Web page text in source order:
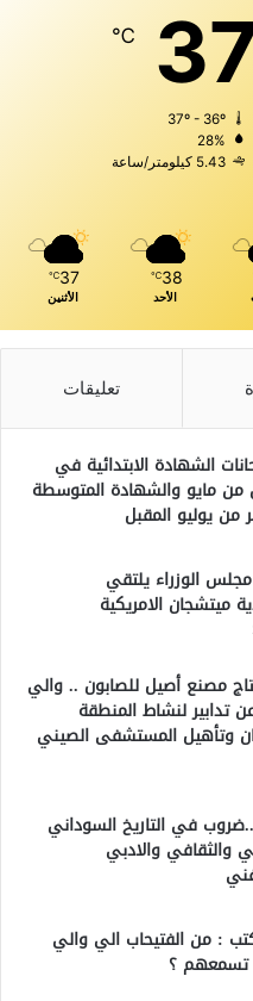
℃
28%
5.43 كيلومتر/ساعة
38
℃
الأحد
37
℃
الأثنين
تعليقات
الشهادة الابتدائية في
من مايو والشهادة المتوسطة
يوليو المقبل
الوزراء يلتقي
ميتشجان الامريكية
مصنع أصيل للصابون .. والي
تدابير لنشاط المنطقة
وتأهيل المستشفى الصيني
..ضروب في التاريخ السوداني
والثقافي والادبي
: من الفتيحاب الي والي
تسمعهم ؟